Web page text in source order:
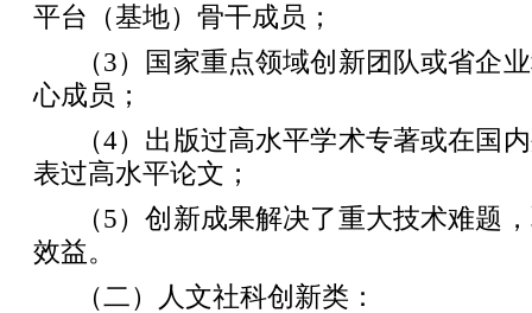
平台（基地）骨干成员；
（3）国家重点领域创新团队或省企
心成员；
（4）出版过高水平学术专著或在国
表过高水平论文；
（5）创新成果解决了重大技术难题
效益。
（二）人文社科创新类：